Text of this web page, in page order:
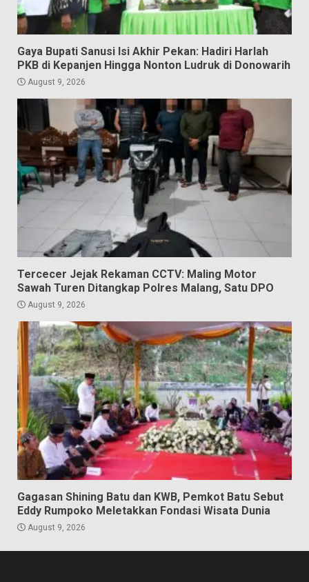
Gaya Bupati Sanusi Isi Akhir Pekan: Hadiri Harlah
PKB di Kepanjen Hingga Nonton Ludruk di Donowarih
August 9, 2026
Tercecer Jejak Rekaman CCTV: Maling Motor
Sawah Turen Ditangkap Polres Malang, Satu DPO
August 9, 2026
Gagasan Shining Batu dan KWB, Pemkot Batu Sebut
Eddy Rumpoko Meletakkan Fondasi Wisata Dunia
August 9, 2026